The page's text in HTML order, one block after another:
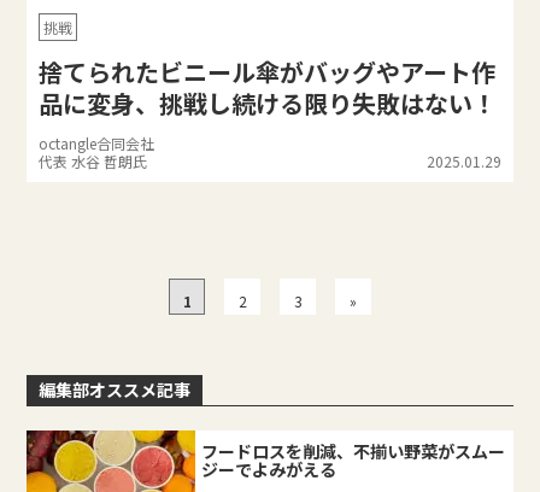
挑戦
捨てられたビニール傘がバッグやアート作
品に変身、挑戦し続ける限り失敗はない！
octangle合同会社
代表 水谷 哲朗氏
2025.01.29
1 2 3 »
編集部オススメ記事
フードロスを削減、不揃い野菜がスムー
ジーでよみがえる